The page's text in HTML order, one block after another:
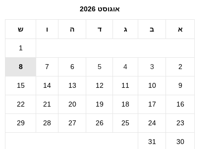
אוגוסט 2026
א ב ג ד ה ו ש
1
2
3
4
5
6
7
8
9
10
11
12
13
14
15
16
17
18
19
20
21
22
23
24
25
26
27
28
29
30
31